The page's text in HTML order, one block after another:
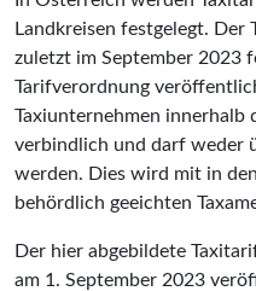
Landkreisen festgelegt.
zuletzt im September 2023
Tarifverordnung
Taxiunternehmen innerhalb
verbindlich und darf weder
werden. Dies wird mit in
behördlich geeichten
Der hier abgebildete
am 1. September 2023